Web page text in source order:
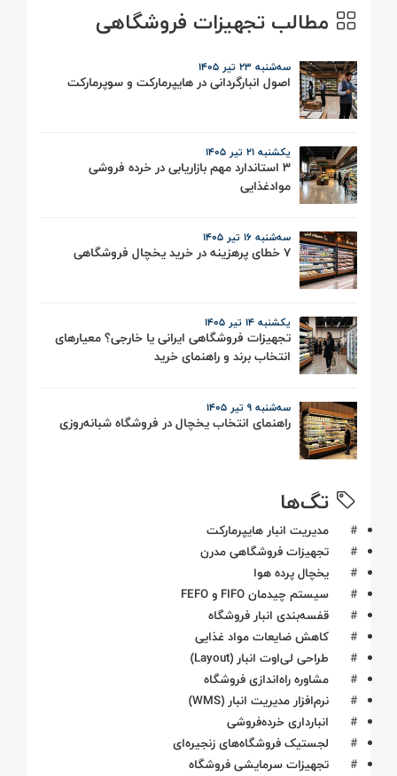
مطالب تجهیزات فروشگاهی
سه‌شنبه 23 تیر ۱۴۰۵
اصول انبارگردانی در هایپرمارکت و سوپرمارکت
یکشنبه 21 تیر ۱۴۰۵
3 استاندارد مهم بازاریابی در خرده فروشی
موادغذایی
سه‌شنبه 16 تیر ۱۴۰۵
7 خطای پرهزینه در خرید یخچال فروشگاهی
یکشنبه 14 تیر ۱۴۰۵
تجهیزات فروشگاهی ایرانی یا خارجی؟ معیارهای
انتخاب برند و راهنمای خرید
سه‌شنبه 9 تیر ۱۴۰۵
راهنمای انتخاب یخچال در فروشگاه شبانه‌روزی
تگ‌ها
#
مدیریت انبار هایپرمارکت
#
تجهیزات فروشگاهی مدرن
#
یخچال پرده هوا
#
سیستم چیدمان FIFO و FEFO
#
قفسه‌بندی انبار فروشگاه
#
کاهش ضایعات مواد غذایی
#
طراحی لی‌اوت انبار (Layout)
#
مشاوره راه‌اندازی فروشگاه
#
نرم‌افزار مدیریت انبار (WMS)
#
انبارداری خرده‌فروشی
#
لجستیک فروشگاه‌های زنجیره‌ای
#
تجهیزات سرمایشی فروشگاه